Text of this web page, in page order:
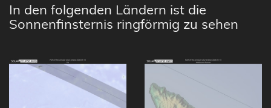
In den folgenden Ländern ist die
Sonnenfinsternis ringförmig zu sehen